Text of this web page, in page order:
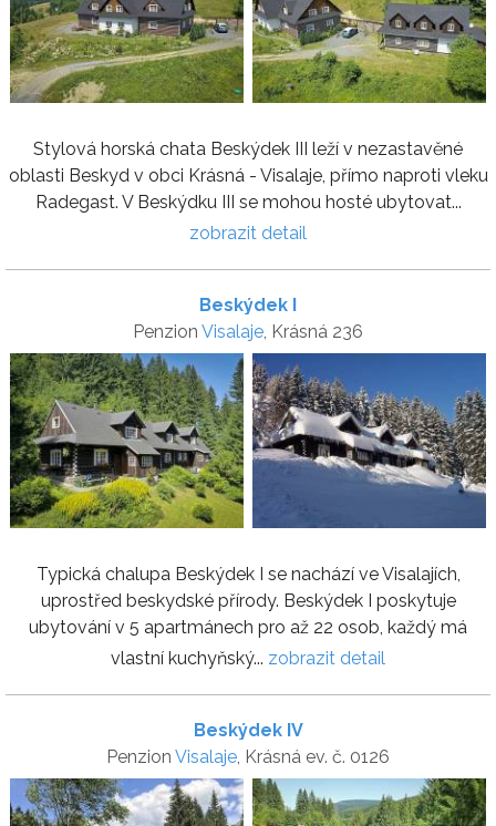
Stylová horská chata Beskýdek III leží v nezastavěné
oblasti Beskyd v obci Krásná - Visalaje, přímo naproti vleku
Radegast. V Beskýdku III se mohou hosté ubytovat...
zobrazit detail
Beskýdek I
Penzion Visalaje, Krásná 236
Typická chalupa Beskýdek I se nachází ve Visalajích,
uprostřed beskydské přírody. Beskýdek I poskytuje
ubytování v 5 apartmánech pro až 22 osob, každý má
vlastní kuchyňský... zobrazit detail
Beskýdek IV
Penzion Visalaje, Krásná ev. č. 0126